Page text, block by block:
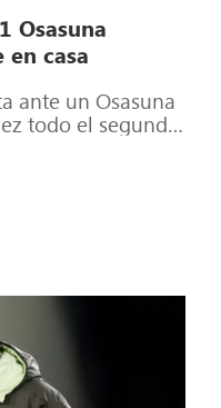
Osasuna
en casa
ante un Osasuna
todo el segundo